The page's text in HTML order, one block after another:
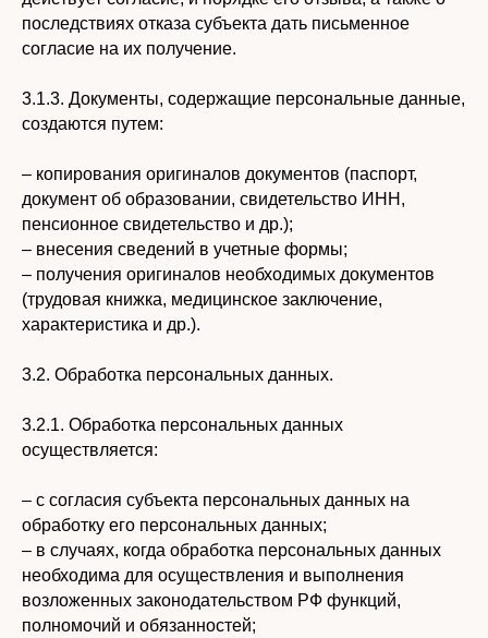
последствиях отказа субъекта дать письменное
согласие на их получение.
3.1.3. Документы, содержащие персональные данные,
создаются путем:
– копирования оригиналов документов (паспорт,
документ об образовании, свидетельство ИНН,
пенсионное свидетельство и др.);
– внесения сведений в учетные формы;
– получения оригиналов необходимых документов
(трудовая книжка, медицинское заключение,
характеристика и др.).
3.2. Обработка персональных данных.
3.2.1. Обработка персональных данных
осуществляется:
– с согласия субъекта персональных данных на
обработку его персональных данных;
– в случаях, когда обработка персональных данных
необходима для осуществления и выполнения
возложенных законодательством РФ функций,
полномочий и обязанностей;